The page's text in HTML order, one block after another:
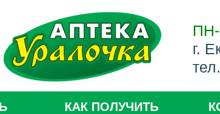
г.
тел.
КАК ПОЛУЧИТЬ